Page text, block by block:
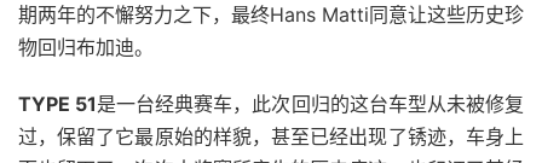
期两年的不懈努力之下，最终Hans Matti同意让这些历史珍
物回归布加迪。
TYPE 51是一台经典赛车，此次回归的这台车型从未被修复
过，保留了它最原始的样貌，甚至已经出现了锈迹，车身上